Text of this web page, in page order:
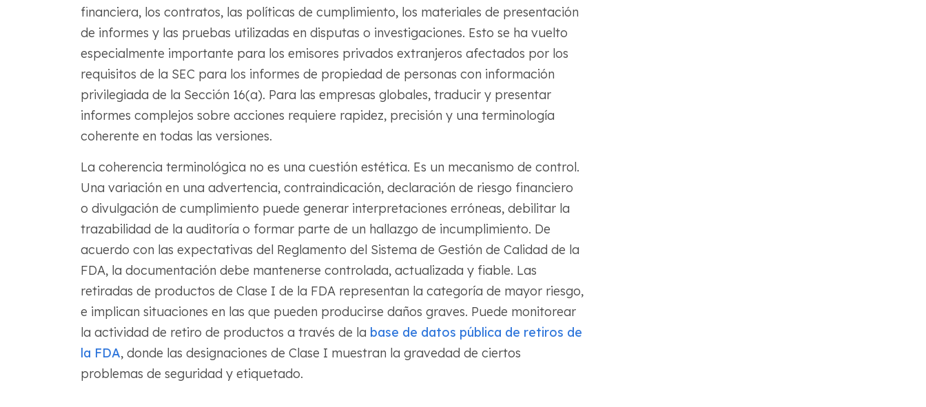
financiera, los contratos, las políticas de cumplimiento, los materiales de presentación
de informes y las pruebas utilizadas en disputas o investigaciones. Esto se ha vuelto
especialmente importante para los emisores privados extranjeros afectados por los
requisitos de la SEC para los informes de propiedad de personas con información
privilegiada de la Sección 16(a). Para las empresas globales, traducir y presentar
informes complejos sobre acciones requiere rapidez, precisión y una terminología
coherente en todas las versiones.
La coherencia terminológica no es una cuestión estética. Es un mecanismo de control.
Una variación en una advertencia, contraindicación, declaración de riesgo financiero
o divulgación de cumplimiento puede generar interpretaciones erróneas, debilitar la
trazabilidad de la auditoría o formar parte de un hallazgo de incumplimiento. De
acuerdo con las expectativas del Reglamento del Sistema de Gestión de Calidad de la
FDA, la documentación debe mantenerse controlada, actualizada y fiable. Las
retiradas de productos de Clase I de la FDA representan la categoría de mayor riesgo,
e implican situaciones en las que pueden producirse daños graves. Puede monitorear
la actividad de retiro de productos a través de la base de datos pública de retiros de
la FDA, donde las designaciones de Clase I muestran la gravedad de ciertos
problemas de seguridad y etiquetado.